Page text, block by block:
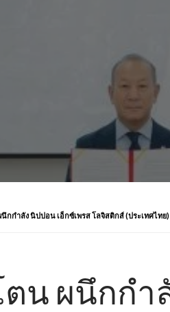
กกำลัง นิปปอน เอ็กซ์เพรส โลจิสติกส์ (ประเทศไ
น ผนึกกำ